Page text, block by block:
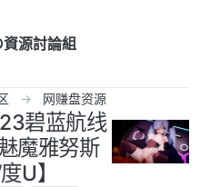
資源討論組
网赚盘资源
碧蓝航线
魔雅努斯
U】